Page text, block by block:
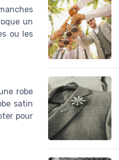
un
ou les
robe
satin
pour